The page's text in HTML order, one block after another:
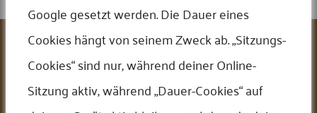
Leistungen
Ankauf/Verkauf
Edelmetallkurse
Google gesetzt werden. Die Dauer eines
Cookies hängt von seinem Zweck ab. „Sitzungs-
Cookies“ sind nur, während deiner Online-
Sitzung aktiv, während „Dauer-Cookies“ auf